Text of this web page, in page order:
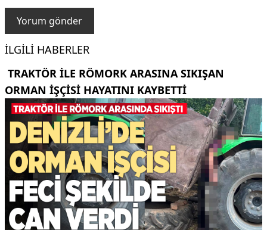
İLGILI HABERLER
TRAKTÖR ILE RÖMORK ARASINA SIKIŞAN
ORMAN IŞÇISI HAYATINI KAYBETTI